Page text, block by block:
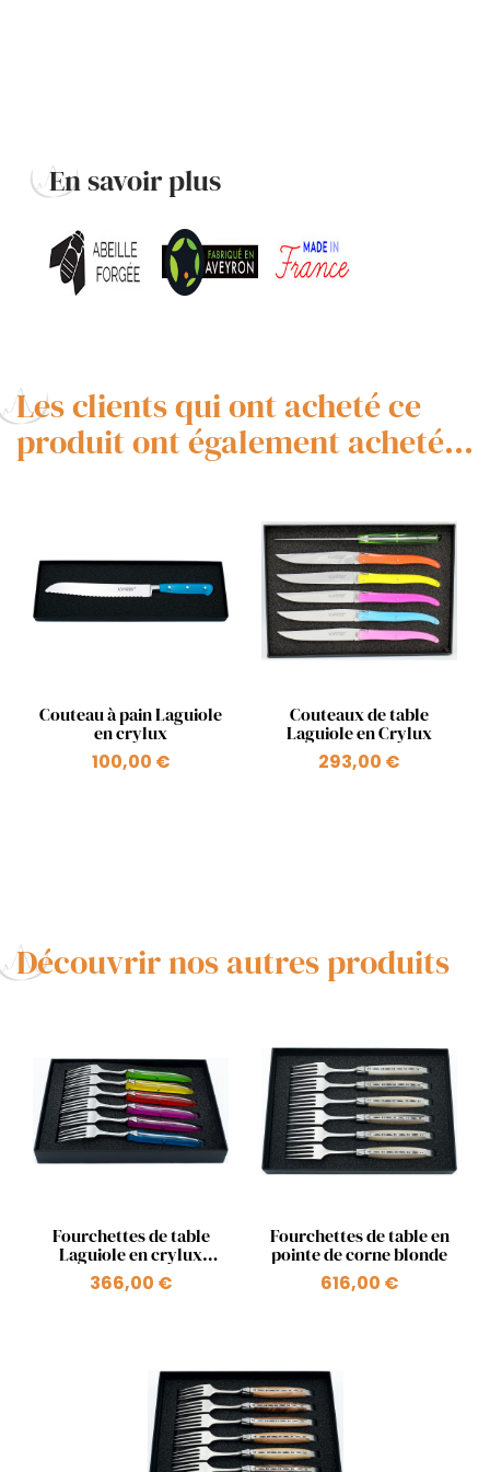
En savoir plus
Les clients qui ont acheté ce
produit ont également acheté...
Aperçu rapide
Couteau à pain Laguiole
en crylux
100,00 €
Aperçu rapide
+1
Couteaux de table
Laguiole en Crylux
293,00 €
Découvrir nos autres produits
Aperçu rapide
+2
Fourchettes de table
Laguiole en crylux
multicolore
366,00 €
Aperçu rapide
Fourchettes de table en
pointe de corne blonde
616,00 €